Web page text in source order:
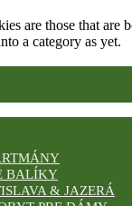
are those that are
a category as yet.
BALÍKY
& JAZERÁ